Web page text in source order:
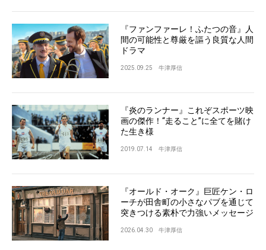
『ファンファーレ！ふたつの音』人
間の可能性と尊厳を謳う良質な人間
ドラマ
2025.09.25 牛津厚信
『炎のランナー』これぞスポーツ映
画の傑作！“走ること”に全てを賭け
た生き様
2019.07.14 牛津厚信
『オールド・オーク』巨匠ケン・ロ
ーチが田舎町の小さなパブを通じて
突きつける素朴で力強いメッセージ
2026.04.30 牛津厚信